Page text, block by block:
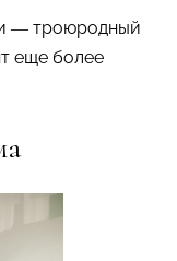
— троюродный
еще более